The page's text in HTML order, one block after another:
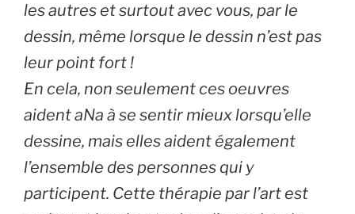
les autres et surtout avec vous, par le
dessin, même lorsque le dessin n’est pas
leur point fort !
En cela, non seulement ces oeuvres
aident aNa à se sentir mieux lorsqu’elle
dessine, mais elles aident également
l’ensemble des personnes qui y
participent. Cette thérapie par l’art est